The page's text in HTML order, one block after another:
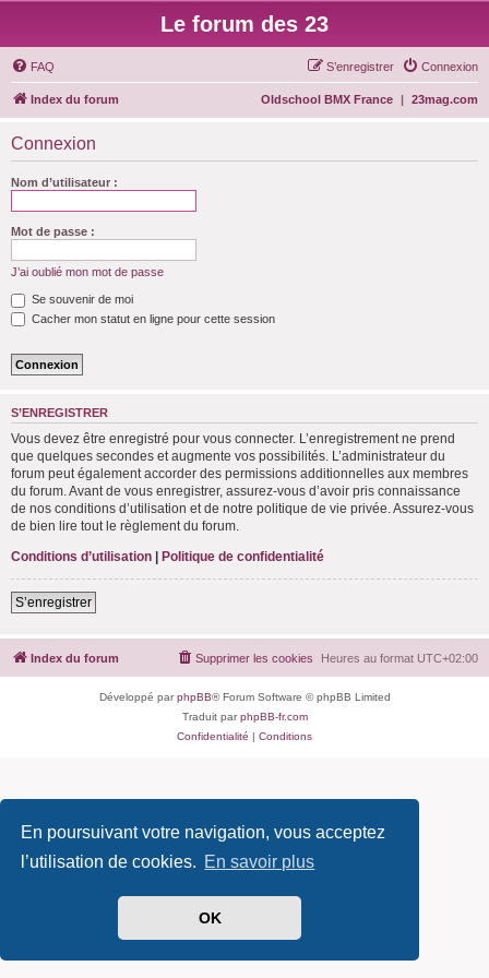
En poursuivant votre navigation, vous acceptez
l’utilisation de cookies. En savoir plus
OK
Le forum des 23
FAQ Connexion
S’enregistrer
Index du forum 23mag.com
|
Oldschool BMX France
Connexion
Nom d’utilisateur :
Mot de passe :
J’ai oublié mon mot de passe
Se souvenir de moi
Cacher mon statut en ligne pour cette session
S’ENREGISTRER
Vous devez être enregistré pour vous connecter. L’enregistrement ne prend
que quelques secondes et augmente vos possibilités. L’administrateur du
forum peut également accorder des permissions additionnelles aux membres
du forum. Avant de vous enregistrer, assurez-vous d’avoir pris connaissance
de nos conditions d’utilisation et de notre politique de vie privée. Assurez-vous
de bien lire tout le règlement du forum.
Conditions d’utilisation | Politique de confidentialité
S’enregistrer
Index du forum Heures au format UTC+02:00
Supprimer les cookies
Développé parphpBB® Forum Software © phpBB Limited
Traduit parphpBB-fr.com
Confidentialité | Conditions